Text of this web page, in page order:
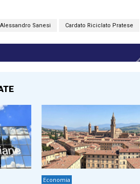
Alessandro Sanesi Cardato Riciclato Pratese
Economia